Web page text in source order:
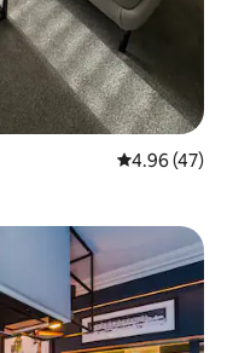
평점 4.96점(5
4.96 (47)